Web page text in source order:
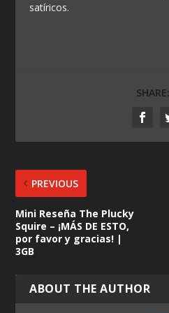
satíricos.
SHARE:
PREVIOUS
Mini Reseña The Plucky
Squire – ¡MÁS DE ESTO,
por favor y gracias! |
3GB
ABOUT THE AUTHOR